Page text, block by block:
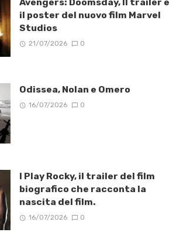
il poster del nuovo film Marvel
Studios
21/07/2026 0
Odissea, Nolan e Omero
16/07/2026 0
I Play Rocky, il trailer del film
biografico che racconta la
nascita del film.
16/07/2026 0